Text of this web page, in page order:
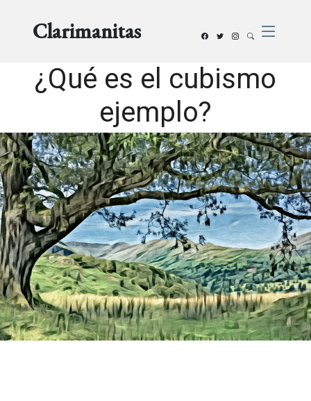
Clarimanitas
¿Qué es el cubismo
ejemplo?